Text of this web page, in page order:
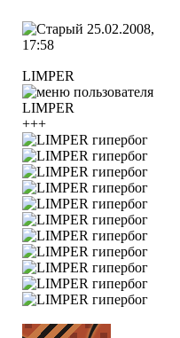
25.02.2008,
17:58
LIMPER
+++